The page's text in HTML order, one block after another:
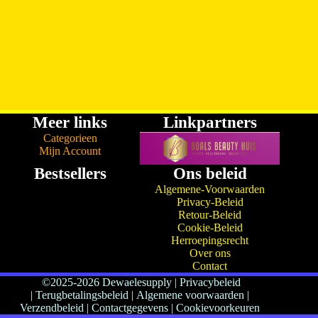
Meer links
Categorieen
Mijn Account
Linkpartners
Bestsellers Ons beleid
Algemene-Voorwaarden
Privacy-Beleid
Retour-Beleid
Cookie-Beleid
Herroepingsrecht
Over ons
Contact
©2025-2026 Dewaelesupply |Privacybeleid
| Terugbetalingsbeleid | Algemene voorwaarden |
Verzendbeleid |Contactgegevens |Cookievoorkeuren